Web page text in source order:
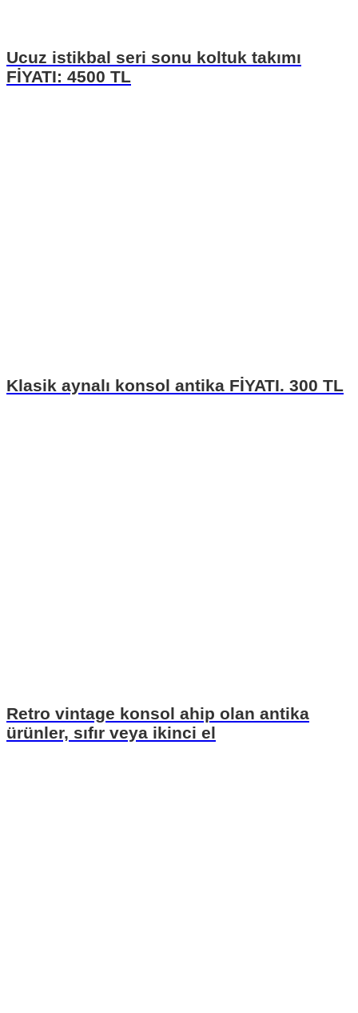
Ucuz istikbal seri sonu koltuk takımı
FİYATI: 4500 TL
Klasik aynalı konsol antika FİYATI. 300 TL
Retro vintage konsol ahip olan antika
ürünler, sıfır veya ikinci el